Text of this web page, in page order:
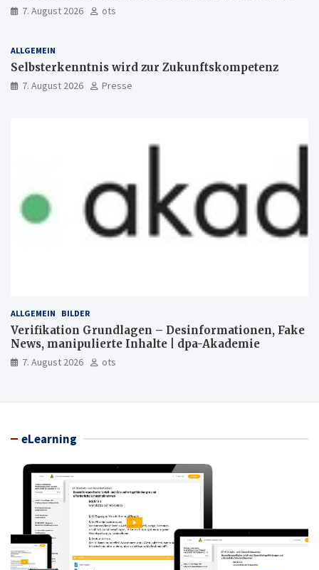
7. August 2026 ots
ALLGEMEIN
Selbsterkenntnis wird zur Zukunftskompetenz
7. August 2026 Presse
ALLGEMEIN BILDER
Verifikation Grundlagen – Desinformationen, Fake
News, manipulierte Inhalte | dpa-Akademie
7. August 2026 ots
eLearning